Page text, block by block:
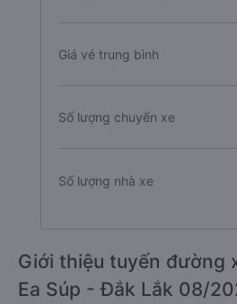
Giá vé trung bình
Số lượng chuyến xe
Số lượng nhà xe
Giới thiệu tuyến đường
Ea Súp - Đắk Lắk 08/